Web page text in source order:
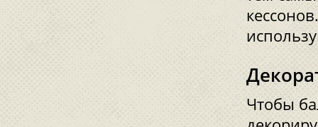
Чтобы